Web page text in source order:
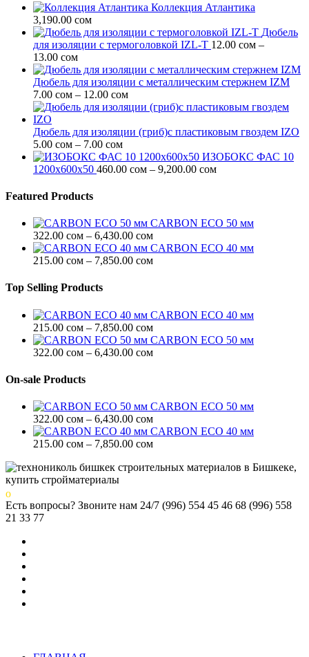
Коллекция Атлантика
3,190.00 сом
Дюбель
для изоляции c термоголовкой IZL-T 12.00 сом –
13.00 сомДиапазон
цен:
12.00 сом
–
13.00 сом
Дюбель для изоляции с металлическим стержнем IZM
7.00 сом – 12.00 сомДиапазон
цен:
–
Дюбель для изоляции (гриб)с пластиковым гвоздем IZO
5.00 сом – 7.00 сомДиапазон
цен:
5.00 сом
ИЗОБОКС ФАС 10
1200х600х50 460.00 сом – 9,200.00 сомДиапазон
9,200.00 сом
Featured Products
CARBON ECO 50 мм
322.00 сом – 6,430.00 сомДиапазон
цен:
322.00 сом
CARBON ECO 40 мм
215.00 сом – 7,850.00 сомДиапазон
7,850.00 сом
Top Selling Products
CARBON ECO 40 мм
215.00 сом – 7,850.00 сомДиапазон
цен:
215.00 сом
CARBON ECO 50 мм
322.00 сом – 6,430.00 сомДиапазон
6,430.00 сом
On-sale Products
CARBON ECO 50 мм
322.00 сом – 6,430.00 сомДиапазон
цен:
322.00 сом
6,430.00 сом
CARBON ECO 40 мм
215.00 сом – 7,850.00 сомДиапазон
215.00 сом
Есть вопросы? Звоните нам 24/7 (996) 554 45 46 68 (996) 558
21 33 77